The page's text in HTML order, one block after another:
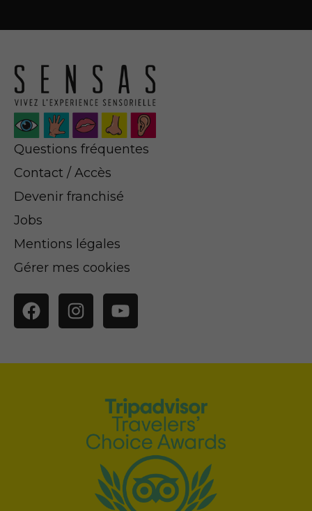
Questions fréquentes
Contact / Accès
Devenir franchisé
Jobs
Mentions légales
Gérer mes cookies
FacebookInstagramYouTube